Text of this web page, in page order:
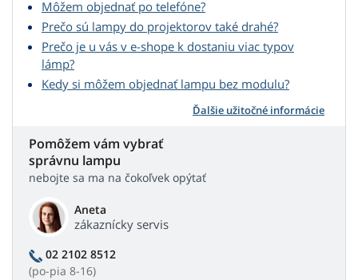
Môžem objednať po telefóne?
Prečo sú lampy do projektorov také drahé?
Prečo je u vás v e-shope k dostaniu viac typov
lámp?
Kedy si môžem objednať lampu bez modulu?
Ďalšie užitočné informácie
Pomôžem vám vybrať
správnu lampu
nebojte sa ma na čokoľvek opýtať
Aneta
zákaznícky servis
02 2102 8512
(po-pia 8-16)